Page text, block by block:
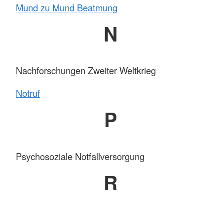
Mund zu Mund Beatmung
N
Nachforschungen Zweiter Weltkrieg
Notruf
P
Psychosoziale Notfallversorgung
R